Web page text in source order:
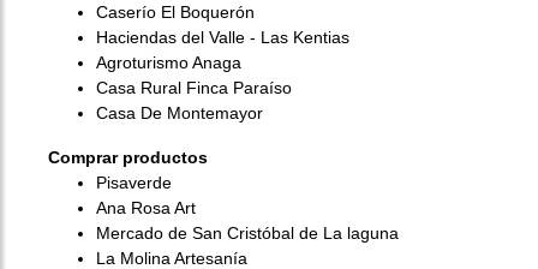
Caserío El Boquerón
Haciendas del Valle - Las Kentias
Agroturismo Anaga
Casa Rural Finca Paraíso
Casa De Montemayor
Comprar productos
Pisaverde
Ana Rosa Art
Mercado de San Cristóbal de La laguna
La Molina Artesanía